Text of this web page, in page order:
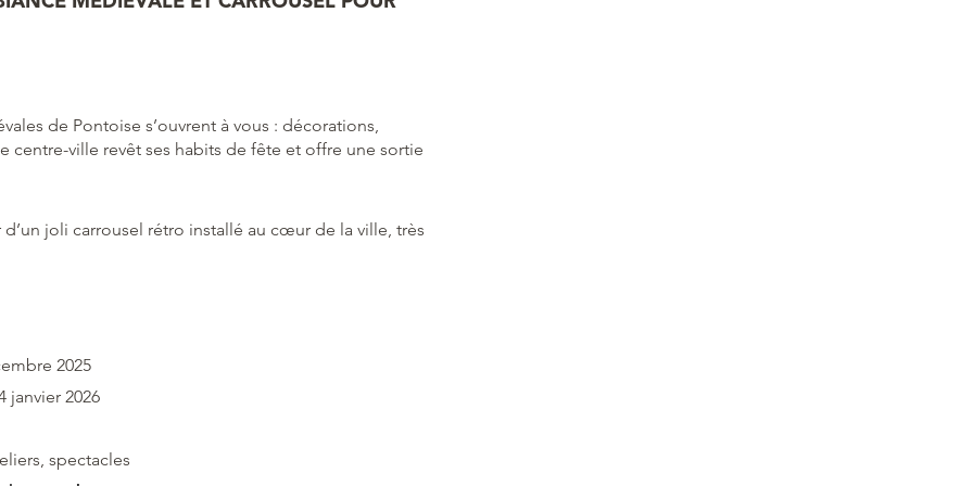
de Pontoise s’ouvrent à vous : décorations,
ville revêt ses habits de fête et offre une sortie
joli carrousel rétro installé au cœur de la ville, très
2025
janvier 2026
spectacles